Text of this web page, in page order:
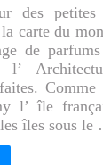
des
carte du
de
l’ île
îles sous le